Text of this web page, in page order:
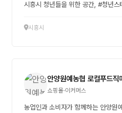
시흥시 청년들을 위한 공간, #청년스
시흥시
안양원예농협 로컬푸드직
쇼핑몰·이커머스
농업인과 소비자가 함께하는 안양원